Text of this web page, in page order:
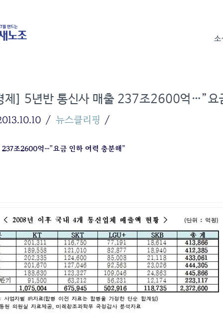
소
제] 5년반 통신사 매출 237조2600억…”요
뉴스클리핑
조2600억…”요금 인하 여력 충분해”